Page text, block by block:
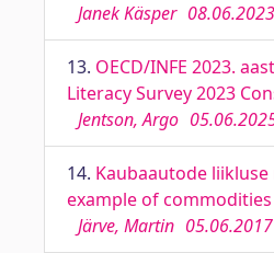
Janek Käsper 08.06.2023
13. OECD/INFE 2023.
Literacy Survey 2023
Jentson, Argo
14. Kaubaautode
example of commodities
Järve, Martin 05.06.2017